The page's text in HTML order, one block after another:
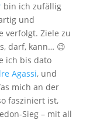
bin ich zufällig
und
verfolgt. Ziele zu
darf, kann… 😉
ich bis dato
Agassi, und
mich an der
fasziniert ist,
Sieg – mit all